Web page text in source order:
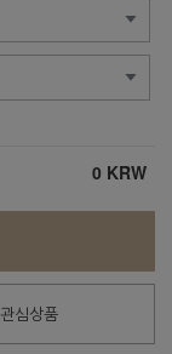
0 KRW
관심상품